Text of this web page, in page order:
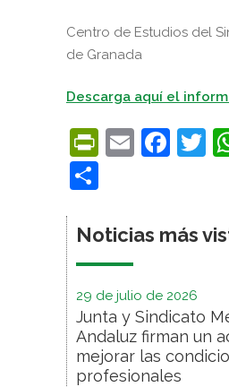
Centro de Estudios del
de Granada
Descarga aquí el
Email
Noticias más
29 de julio de 2026
Junta y Sindicato
Andaluz firman un
mejorar las
profesionales